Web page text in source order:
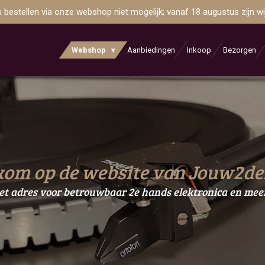
via onze webshop niet mogelijk; vanaf 18 augustus zijn
Webshop Aanbiedingen Inkoop Bezorgen
op de website van
adres voor betrouwbaar 2e hands elektronica en